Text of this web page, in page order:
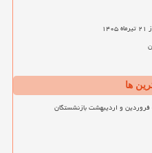
ها
فروردین و اردیبهشت بازنشستگان